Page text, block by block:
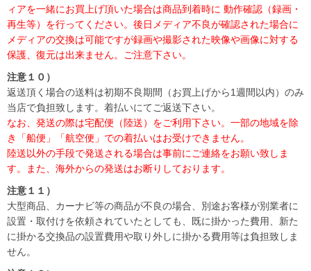
ィアを一緒にお買上げ頂いた場合は商品到着時に 動作確認（録画・
再生等）を行ってください。後日メディア不良が確認された場合に
メディアの交換は可能ですが録画や撮影された映像や画像に対する
保護、復元は出来ません。ご注意下さい。
注意１０）
返送頂く場合の送料は初期不良期間（お買上げから1週間以内）のみ
当店で負担致します。着払いにてご返送下さい。
なお、発送の際は宅配便（陸送）をご利用下さい。一部の地域を除
き「船便」「航空便」での着払いはお受けできません。
陸送以外の手段で発送される場合は事前にご連絡をお願い致しま
す。また、海外からの発送はお断りしております。
注意１１）
大型商品、カーナビ等の商品が不良の場合、別途お客様が別業者に
設置・取付けを依頼されていたとしても、既に掛かった費用、新た
に掛かる交換品の設置費用や取り外しに掛かる費用等は負担致しま
せん。